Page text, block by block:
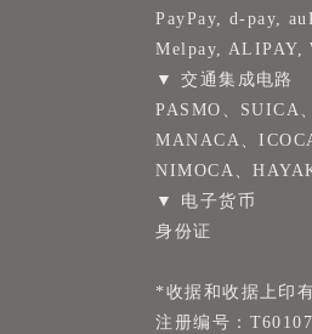
PayPay, d-pay,
Melpay, ALIPAY,
▼ 交通集成电路
PASMO、SUICA
MANACA、
NIMOCA、
▼ 电子货币
身份证
*收据和收据上印
注册编号：